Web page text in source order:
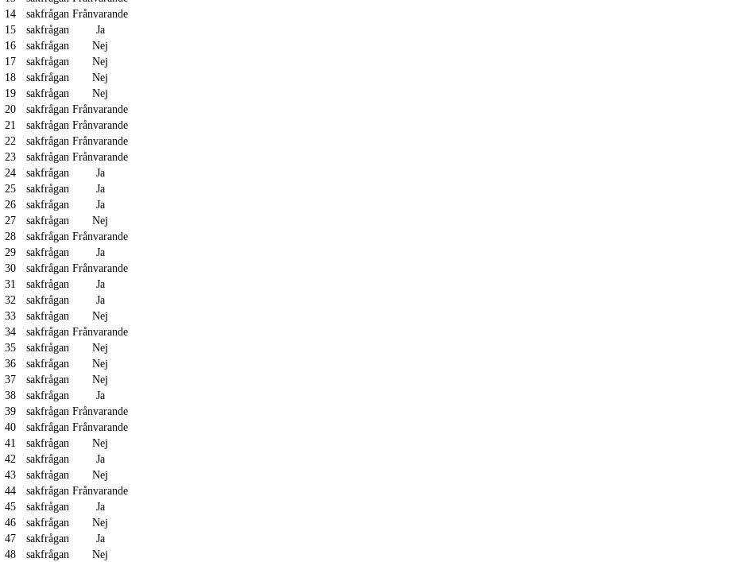
14 sakfrågan Frånvarande
15 sakfrågan
Ja
16 sakfrågan
Nej
17 sakfrågan
Nej
18 sakfrågan
Nej
19 sakfrågan
Nej
20 sakfrågan Frånvarande
21 sakfrågan Frånvarande
22 sakfrågan Frånvarande
23 sakfrågan Frånvarande
24 sakfrågan
Ja
25 sakfrågan
Ja
26 sakfrågan
Ja
27 sakfrågan
Nej
28 sakfrågan Frånvarande
29 sakfrågan
Ja
30 sakfrågan Frånvarande
31 sakfrågan
Ja
32 sakfrågan
Ja
33 sakfrågan
Nej
34 sakfrågan Frånvarande
35 sakfrågan
Nej
36 sakfrågan
Nej
37 sakfrågan
Nej
38 sakfrågan
Ja
39 sakfrågan Frånvarande
40 sakfrågan Frånvarande
41 sakfrågan
Nej
42 sakfrågan
Ja
43 sakfrågan
Nej
44 sakfrågan Frånvarande
45 sakfrågan
Ja
46 sakfrågan
Nej
47 sakfrågan
Ja
48 sakfrågan
Nej